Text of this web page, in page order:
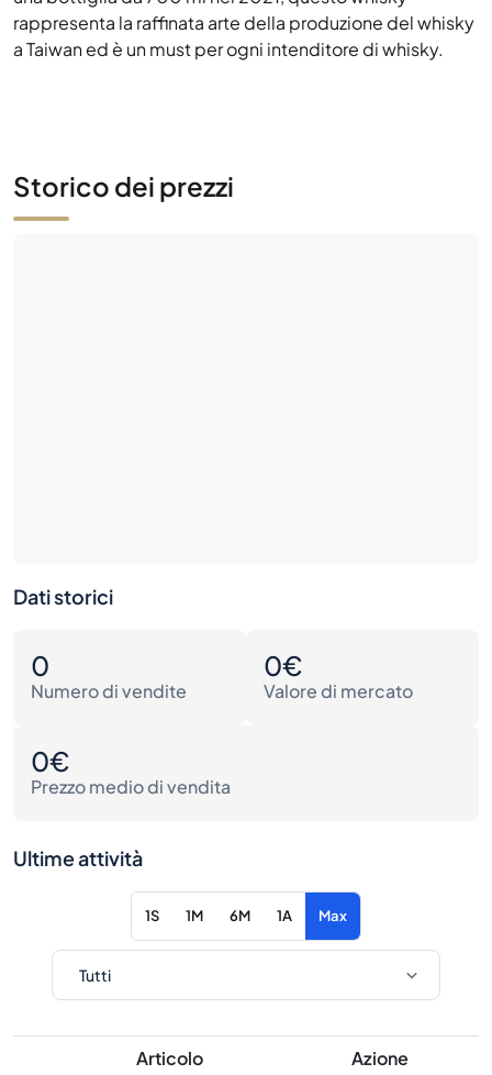
rappresenta la raffinata arte della produzione del whisky
a Taiwan ed è un must per ogni intenditore di whisky.
Storico dei prezzi
Dati storici
0
Numero di vendite
0€
Valore di mercato
0€
Prezzo medio di vendita
Ultime attività
1S 1M 6M 1A Max
Articolo Azione